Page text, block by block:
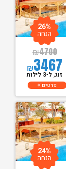
₪4700
₪3467
26%
הנחה
זוג, ל-3 לילות
פרטים
24%
הנחה